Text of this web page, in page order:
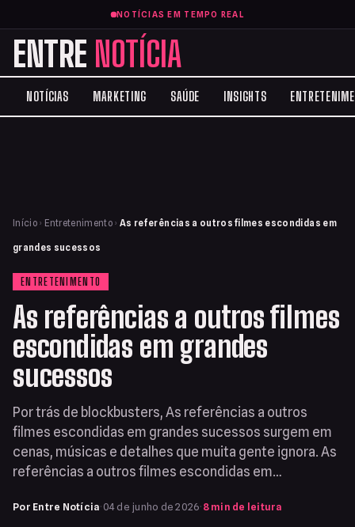
NOTÍCIAS EM TEMPO REAL
ENTRE NOTÍCIA
NOTÍCIAS MARKETING SAÚDE INSIGHTS
Início › Entretenimento › As referências a outros filmes escondidas em
grandes sucessos
ENTRETENIMENTO
As referências a outros filmes
escondidas em grandes
sucessos
Por trás de blockbusters, As referências a outros
filmes escondidas em grandes sucessos surgem em
cenas, músicas e detalhes que muita gente ignora. As
referências a outros filmes escondidas em…
Por Entre Notícia· 04 de junho de 2026· 8 min de leitura